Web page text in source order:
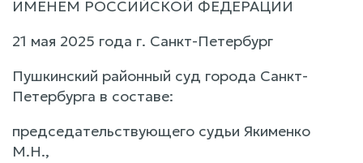
ИМЕНЕМ РОССИЙСКОЙ ФЕДЕРАЦИИ
21 мая 2025 года г. Санкт-Петербург
Пушкинский районный суд города Санкт-
Петербурга в составе:
председательствующего судьи Якименко
М.Н.,